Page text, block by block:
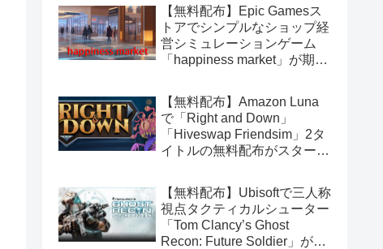
【無料配布】Epic Gamesス
トアでシンプルなショップ経
営シミュレーションゲーム
「happiness market」が期間
【無料配布】Amazon Luna
で「Right and Down」
「Hiveswap Friendsim」2タ
イトルの無料配布がスタート
【無料配布】Ubisoftで三人称
視点タクティカルシューター
「Tom Clancy’s Ghost
Recon: Future Soldier」が期